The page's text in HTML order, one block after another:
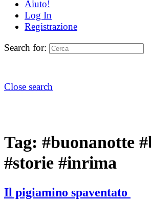
Aiuto!
Log In
Registrazione
Search for:
Close search
Tag: #buonanotte
#storie #inrima
Il pigiamino spaventato